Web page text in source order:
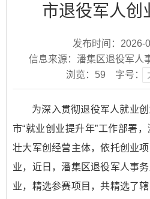
市退役军人创
发布时间：2026-
信息来源：潘集区退役军人
浏览： 59 字号：
为深入贯彻退役军人就业
市“就业创业提升年”工作部署
壮大军创经营主体，依托创业
业，近日，潘集区退役军人事
业，精选参赛项目，共精选了